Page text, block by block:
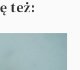
też: